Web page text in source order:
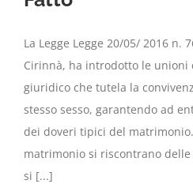
La Legge Legge 20/05/ 2016 n.
Cirinnà, ha introdotto le
giuridico che tutela la
stesso sesso, garantendo ad
dei doveri tipici del
matrimonio si riscontrano delle
si [...]